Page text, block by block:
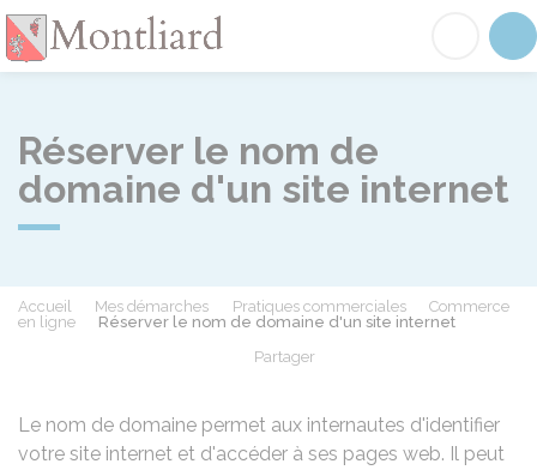
Réserver le nom de
domaine d'un site internet
Accueil Mes démarches Pratiques commerciales
Commerce
en ligne
Réserver le nom de domaine d'un site internet
Partager
Le nom de domaine permet aux internautes d'identifier
votre site internet et d'accéder à ses pages web. Il peut